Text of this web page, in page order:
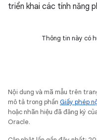
triển khai các tính năng
Thông tin này có
Nội dung và mã mẫu trên
mô tả trong phần Giấy phép
hoặc nhãn hiệu đã đăng ký
Oracle.